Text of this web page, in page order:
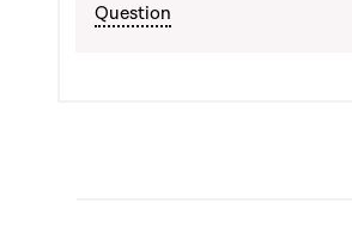
Question